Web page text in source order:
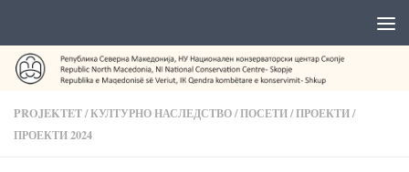
PROJEKTET/КУЛТУРНО НАСЛЕДСТВО/ПОСЕТИ/ПРОЕКТИ/
ПРОЕКТИ 2024